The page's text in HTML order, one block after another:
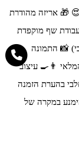
🎁 אריזה מהודרת
שף מוקפדת
עובי) 📸 התמונה
👨‍🍳 עיצוב
בהערת הזמנה
במקרה של